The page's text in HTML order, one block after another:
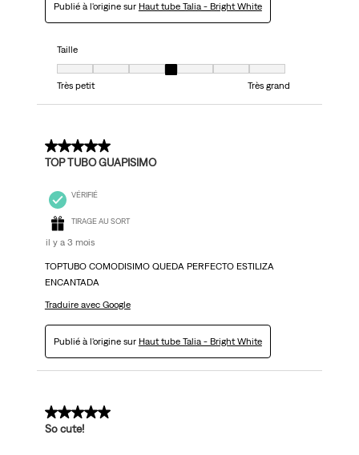
Publié à l'origine sur Haut tube Talia - Bright White
Taille
Taille, 4 sur 7, où 1 est égal à Très petit et 7 est égal à Très grand
Très petit
Très grand
5 sur 5 étoiles.
TOP TUBO GUAPISIMO
VÉRIFIÉ
TIRAGE AU SORT
il y a 3 mois
TOPTUBO COMODISIMO QUEDA PERFECTO ESTILIZA
ENCANTADA
Traduire avec Google
Publié à l'origine sur Haut tube Talia - Bright White
5 sur 5 étoiles.
So cute!